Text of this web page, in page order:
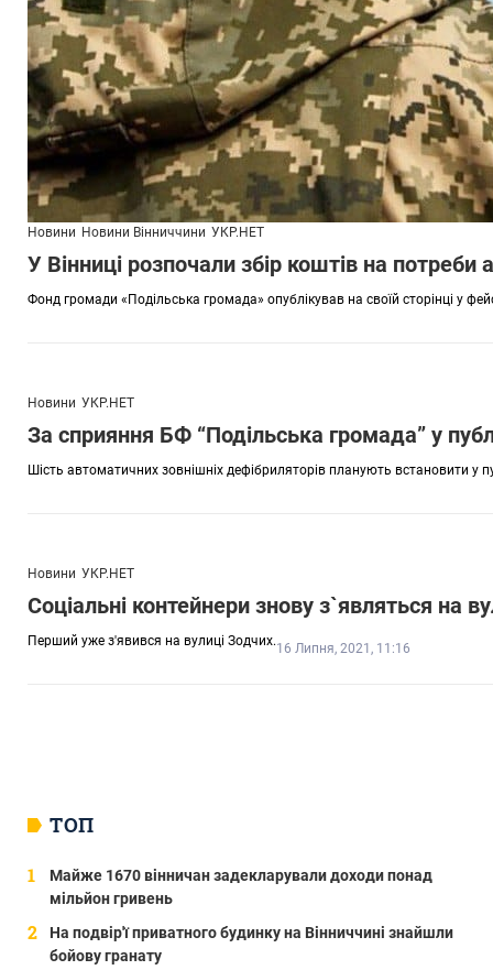
Новини Новини Вінниччини УКР.НЕТ
У Вінниці розпочали збір коштів на потреби
Фонд громади «Подільська громада» опублікував на своїй сторінці у
Новини УКР.НЕТ
За сприяння БФ “Подільська громада” у
Шість автоматичних зовнішніх дефібриляторів планують встановити у
Новини УКР.НЕТ
Соціальні контейнери знову з`являться на
Перший уже з'явився на вулиці Зодчих.16 Липня, 2021, 11:16
ТОП
Майже 1670 вінничан задекларували доходи понад
мільйон гривень
На подвір'ї приватного будинку на Вінниччині знайшли
бойову гранату